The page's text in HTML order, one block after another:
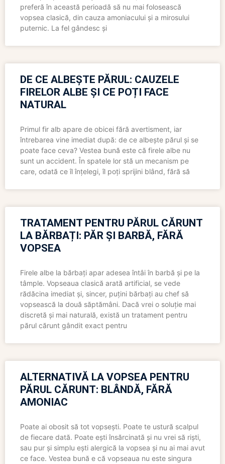
preferă în această perioadă să nu mai folosească
vopsea clasică, din cauza amoniacului și a mirosului
puternic. La fel gândesc și
DE CE ALBEȘTE PĂRUL: CAUZELE
FIRELOR ALBE ȘI CE POȚI FACE
NATURAL
Primul fir alb apare de obicei fără avertisment, iar
întrebarea vine imediat după: de ce albește părul și se
poate face ceva? Vestea bună este că firele albe nu
sunt un accident. În spatele lor stă un mecanism pe
care, odată ce îl înțelegi, îl poți sprijini blând, fără să
TRATAMENT PENTRU PĂRUL CĂRUNT
LA BĂRBAȚI: PĂR ȘI BARBĂ, FĂRĂ
VOPSEA
Firele albe la bărbați apar adesea întâi în barbă și pe la
tâmple. Vopseaua clasică arată artificial, se vede
rădăcina imediat și, sincer, puțini bărbați au chef să
vopsească la două săptămâni. Dacă vrei o soluție mai
discretă și mai naturală, există un tratament pentru
părul cărunt gândit exact pentru
ALTERNATIVĂ LA VOPSEA PENTRU
PĂRUL CĂRUNT: BLÂNDĂ, FĂRĂ
AMONIAC
Poate ai obosit să tot vopsești. Poate te ustură scalpul
de fiecare dată. Poate ești însărcinată și nu vrei să riști,
sau pur și simplu ești alergică la vopsea și nu ai mai avut
ce face. Vestea bună e că vopseaua nu este singura